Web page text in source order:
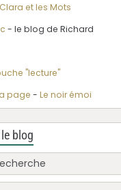
Clara et les Mots
- le blog de Richard
"lecture"
page - Le noir émoi
blog